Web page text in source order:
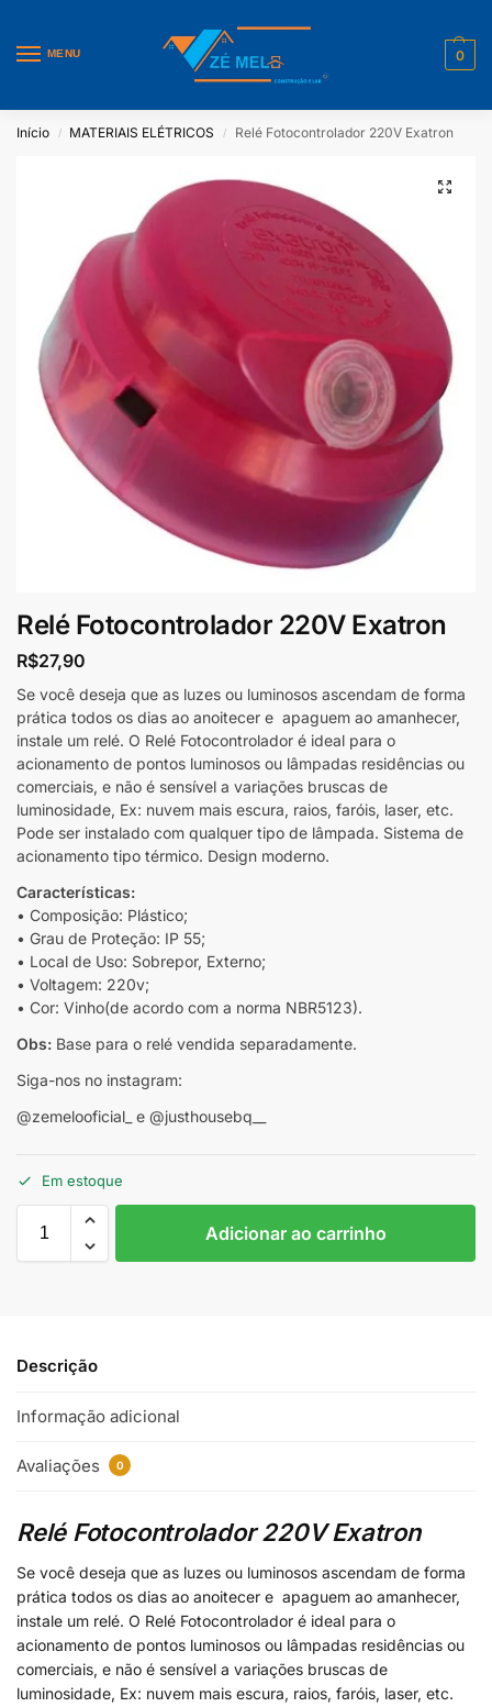
MENU 0
Início / MATERIAIS ELÉTRICOS / Relé Fotocontrolador 220V Exatron
Relé Fotocontrolador 220V Exatron
R$27,90
Se você deseja que as luzes ou luminosos ascendam de forma
prática todos os dias ao anoitecer e apaguem ao amanhecer,
instale um relé. O Relé Fotocontrolador é ideal para o
acionamento de pontos luminosos ou lâmpadas residências ou
comerciais, e não é sensível a variações bruscas de
luminosidade, Ex: nuvem mais escura, raios, faróis, laser, etc.
Pode ser instalado com qualquer tipo de lâmpada. Sistema de
acionamento tipo térmico. Design moderno.
Características:
• Composição: Plástico;
• Grau de Proteção: IP 55;
• Local de Uso: Sobrepor, Externo;
• Voltagem: 220v;
• Cor: Vinho(de acordo com a norma NBR5123).
Obs: Base para o relé vendida separadamente.
Siga-nos no instagram:
@zemelooficial_ e @justhousebq__
Em estoque
Adicionar ao carrinho
Descrição
Informação adicional
Avaliações 0
Relé Fotocontrolador 220V Exatron
Se você deseja que as luzes ou luminosos ascendam de forma
prática todos os dias ao anoitecer e apaguem ao amanhecer,
instale um relé. O Relé Fotocontrolador é ideal para o
acionamento de pontos luminosos ou lâmpadas residências ou
comerciais, e não é sensível a variações bruscas de
luminosidade, Ex: nuvem mais escura, raios, faróis, laser, etc.